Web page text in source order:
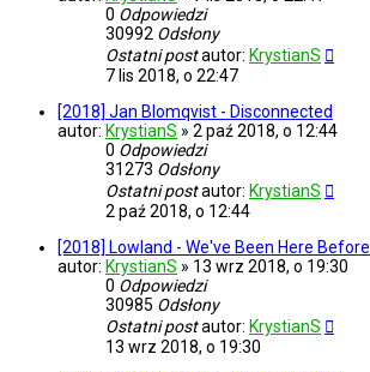
0 Odpowiedzi
30992 Odsłony
Ostatni postautor: KrystianS
7 lis 2018, o 22:47
[2018] Jan Blomqvist - Disconnected
autor: KrystianS » 2 paź 2018, o 12:44
0 Odpowiedzi
31273 Odsłony
Ostatni postautor: KrystianS
2 paź 2018, o 12:44
[2018] Lowland - We've Been Here Before
autor: KrystianS » 13 wrz 2018, o 19:30
0 Odpowiedzi
30985 Odsłony
Ostatni postautor: KrystianS
13 wrz 2018, o 19:30